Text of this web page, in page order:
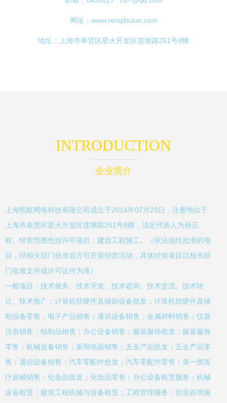
网址： www.renqibuluo.com
地址：上海市奉贤区星火开发区莲塘路251号8幢
INTRODUCTION
企业简介
上海熙航网络科技有限公司成立于2014年07月29日，注册地位于
上海市奉贤区星火开发区莲塘路251号8幢，法定代表人为孙正
权。经营范围包括许可项目：建设工程施工。（依法须经批准的项
目，经相关部门批准后方可开展经营活动，具体经营项目以相关部
门批准文件或许可证件为准）
一般项目：技术服务、技术开发、技术咨询、技术交流、技术转
让、技术推广；计算机软硬件及辅助设备批发；计算机软硬件及辅
助设备零售；电子产品销售；通讯设备销售；金属材料销售；仪器
仪表销售；纸制品销售；办公设备销售；服装服饰批发；服装服饰
零售；机械设备销售；家用电器销售；五金产品批发；五金产品零
售；通信设备销售；汽车零配件批发；汽车零配件零售；第一类医
疗器械销售；化妆品批发；化妆品零售；办公设备租赁服务；机械
设备租赁；建筑工程机械与设备租赁；工程管理服务；信息咨询服